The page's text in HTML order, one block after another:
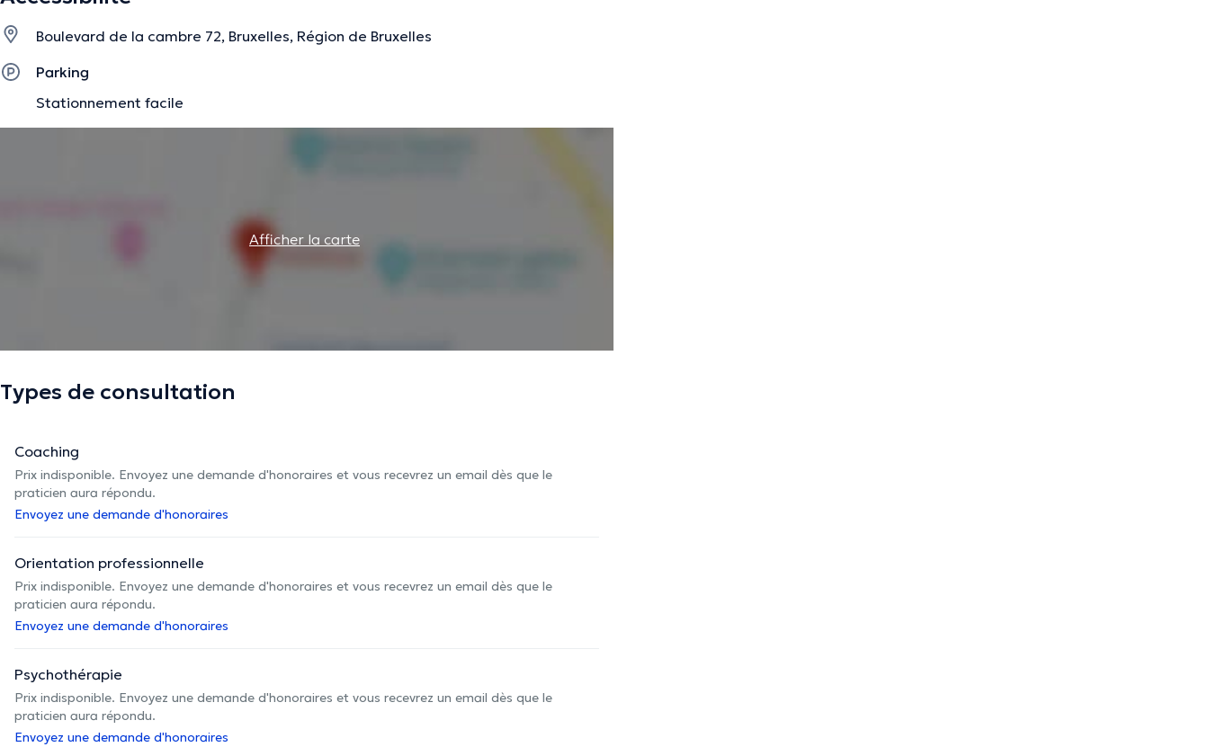
Boulevard de la cambre 72, Bruxelles, Région de Bruxelles
Parking
Stationnement facile
Afficher la carte
Types de consultation
Coaching
Prix indisponible. Envoyez une demande d'honoraires et vous recevrez un email dès que le
praticien aura répondu.
Envoyez une demande d'honoraires
Orientation professionnelle
Prix indisponible. Envoyez une demande d'honoraires et vous recevrez un email dès que le
praticien aura répondu.
Envoyez une demande d'honoraires
Psychothérapie
Prix indisponible. Envoyez une demande d'honoraires et vous recevrez un email dès que le
praticien aura répondu.
Envoyez une demande d'honoraires